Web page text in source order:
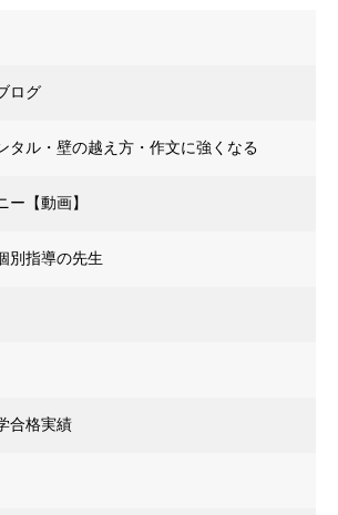
ログ
タル・壁の越え方・作文に強くなる
ー【動画】
別指導の先生
合格実績